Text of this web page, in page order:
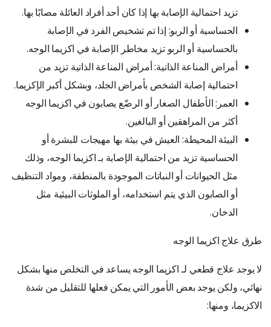
تزيد احتمالية الإصابة بها إذا كان أحد أفراد العائلة مصابًا بها.
الحساسية أو الربو: إذا تم تشخيص الفرد في الإصابة
بالحساسية أو الربو تزيد مخاطر الإصابة في اكزيما الوجه.
أمراض المناعة الذاتية: أمراض المناعة الذاتية تزيد من
احتمالية إصابة الشخص بأمراض الجلد، وبشكل أكبر الإكزيما.
العمر: الأطفال الصغار أو الرضّع يصابون في اكزيما الوجه
أكثر من المراهقين أو البالغين.
البيئة المحيطة: العيش في بيئة بها مهيجات للبشرة أو
الحساسية تزيد من احتمالية الإصابة بـ اكزيما الوجه، وذلك
مثل الحيوانات أو النباتات الموجودة بالمنطقة، ومواد التنظيف
أو الصابون الذي يتم استخدامه، أو الملوثات البيئية مثل
الدخان.
طرق علاج اكزيما الوجه
لا يوجد علاج قطعي لـ اكزيما الوجه يساعد في التخلص منها بشكل
نهائي، ولكن يوجد بعض الأمور التي يمكن فعلها للتقليل من شدة
الاكزيما، ومنها: